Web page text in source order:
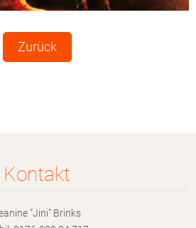
Zurück
Kontakt
"Jini" Brinks